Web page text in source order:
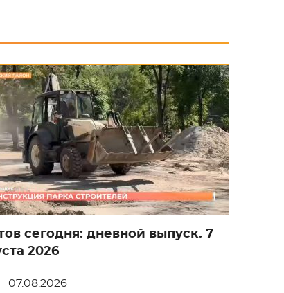
сегодня: дневной выпуск. 7
2026
07.08.2026